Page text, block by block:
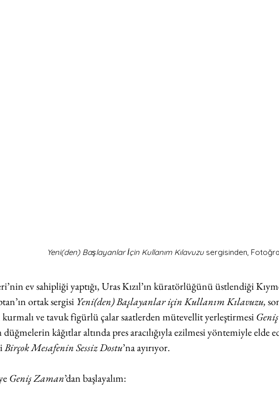
Yeni(den) Başlayanlar İçin Kullanım Kılavuzu sergisinden,
ev sahipliği yaptığı, Uras Kızıl’ın küratörlüğünü üstlendiği
ortak sergisi Yeni(den) Başlayanlar için Kullanım Kılavuzu,
kurmalı ve tavuk figürlü çalar saatlerden mütevellit yerleştirmesi
düğmelerin kâğıtlar altında pres aracılığıyla ezilmesi yöntemiyle elde
Birçok Mesafenin Sessiz Dostu’na ayırıyor.
Geniş Zaman’dan başlayalım: